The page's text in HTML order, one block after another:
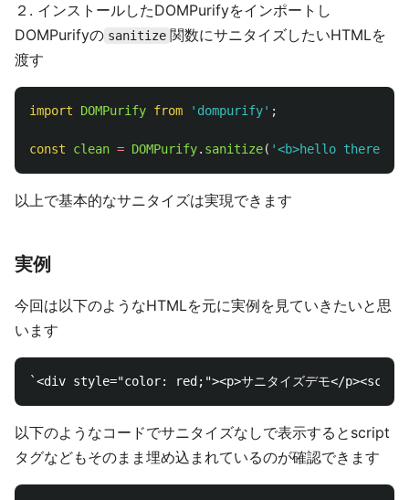
２. インストールしたDOMPurifyをインポートし
DOMPurifyの sanitize 関数にサニタイズしたいHTMLを
渡す
import DOMPurify from ' dompurify' ;
const clean = DOMPurify. sanitize( '<b>hello there</b>
以上で基本的なサニタイズは実現できます
実例
今回は以下のようなHTMLを元に実例を見ていきたいと思
います
以下のようなコードでサニタイズなしで表示するとscript
タグなどもそのまま埋め込まれているのが確認できます